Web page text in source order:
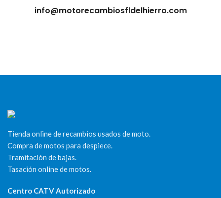
info@motorecambiosfldelhierro.com
Tienda online de recambios usados de moto.
Compra de motos para despiece.
Tramitación de bajas.
Tasación online de motos.
Centro CATV Autorizado